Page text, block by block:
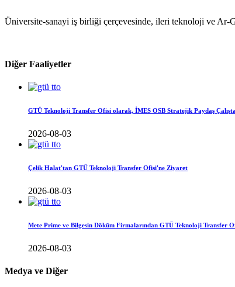
Üniversite-sanayi iş birliği çerçevesinde, ileri teknoloji ve Ar-
Diğer Faaliyetler
GTÜ Teknoloji Transfer Ofisi olarak, İMES OSB Stratejik Paydaş
2026-08-03
Çelik Halat'tan GTÜ Teknoloji Transfer Ofisi'ne Ziyaret
2026-08-03
Mete Prime ve Bilgesin Döküm Firmalarından GTÜ Teknoloji Transfer
2026-08-03
Medya ve Diğer